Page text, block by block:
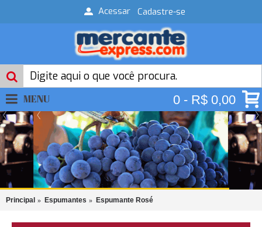
Acessar Cadastre-se
0 - R$ 0,00
MENU
Principal Espumantes Espumante Rosé